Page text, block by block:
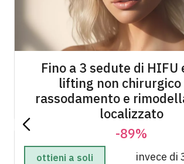
Fino a 3 sedute di
lifting non chirurgico
rassodamento e
localizzato
-89%
ottieni a soli
invece di